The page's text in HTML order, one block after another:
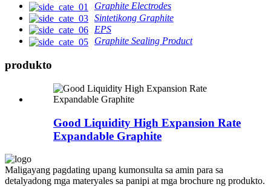
Graphite Electrodes
Sintetikong Graphite
EPS
Graphite Sealing Product
produkto
Good Liquidity High Expansion Rate
Expandable Graphite
Maligayang pagdating upang kumonsulta sa amin para sa
detalyadong mga materyales sa panipi at mga brochure ng produkto.